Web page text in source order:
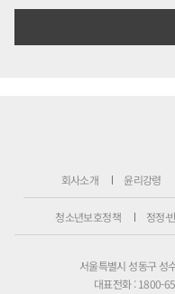
회사소개 윤리강령
청소년보호정책 정정·
서울특별시 성동구 성
대표전화 : 1800-